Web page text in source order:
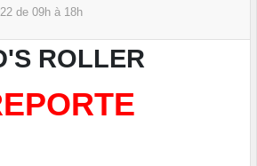
de 09h à 18h
ROLLER